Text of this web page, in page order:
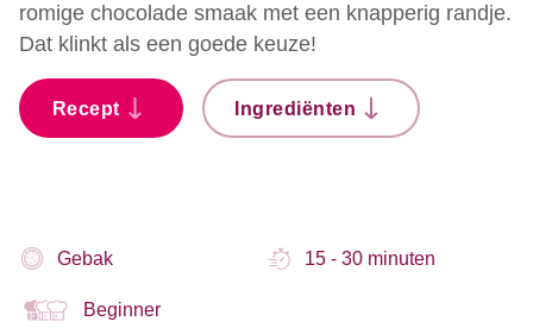
romige chocolade smaak met een knapperig randje.
Dat klinkt als een goede keuze!
Recept Ingrediënten
Gebak 15 - 30 minuten
Beginner